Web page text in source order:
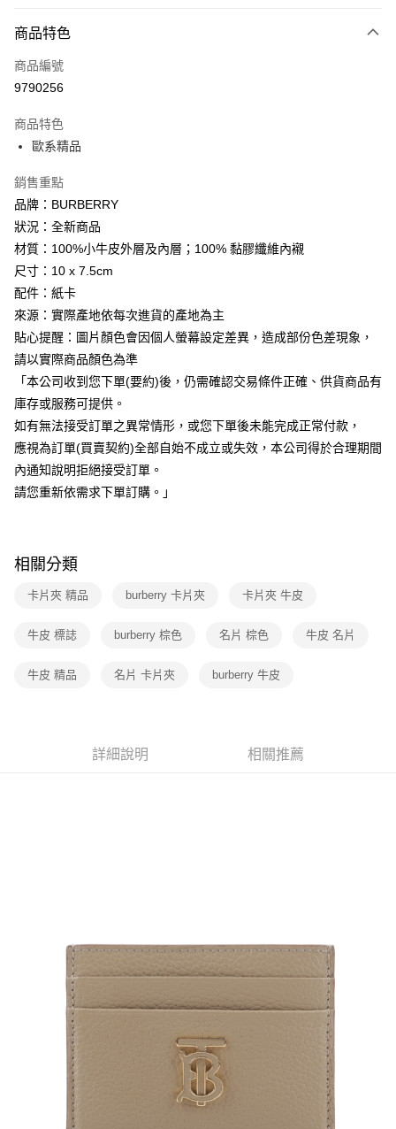
icash Pay
信用卡一次付款
3 期 0 利率 每期
華南商業銀行
上海商業儲蓄銀行
國泰世華商業銀行
臺灣中小企業銀行
台中商業銀行
匯豐（台灣）商業銀行
華泰商業銀行
聯邦商業銀行
元大商業銀行
玉山商業銀行
星展（台灣）商業銀行
台新國際商業銀行
中國信託商業銀行
台灣樂天信用卡公司
合作金庫商業銀行
華南商業銀行
上海商業儲蓄銀行
國泰世華商業銀行
兆豐國際商業銀行
臺灣中小企業銀行
匯豐（台灣）商業銀行
聯邦商業銀行
元大商業銀行
永豐商業銀行
玉山商業銀行
星展（台灣）商業銀行
台新國際商業銀行
台灣樂天信用卡公司
12 期 0 利率 每期
華南商業銀行
上海商業儲蓄銀行
台北富邦商業銀行
國泰世華商業銀行
臺灣中小企業銀行
匯豐（台灣）商業銀行
華泰商業銀行
聯邦商業銀行
遠東國際商業銀行
元大商業銀行
永豐商業銀行
玉山商業銀行
台新國際商業銀行
中國信託商業銀行
台灣樂天信用卡公司
數位禮券
LINE Pay
Apple Pay
街口支付
悠遊付
Google Pay
運送方式
廠商自送宅配免運
商品特色
商品編號
9790256
商品特色
歐系精品
銷售重點
品牌：BURBERRY
狀況：全新商品
材質：100%小牛皮外層及內層；100% 黏膠纖維內襯
尺寸：10 x 7.5cm
配件：紙卡
來源：實際產地依每次進貨的產地為主
貼心提醒：圖片顏色會因個人螢幕設定差異，造成部份色差現象，
請以實際商品顏色為準
「本公司收到您下單(要約)後，仍需確認交易條件正確、供貨商品有
庫存或服務可提供。
如有無法接受訂單之異常情形，或您下單後未能完成正常付款，
應視為訂單(買賣契約)全部自始不成立或失效，本公司得於合理期間
內通知說明拒絕接受訂單。
請您重新依需求下單訂購。」
相關分類
卡片夾 精品 burberry 卡片夾 卡片夾 牛皮
牛皮 標誌 burberry 棕色 名片 棕色 牛皮 名片
牛皮 精品 名片 卡片夾 burberry 牛皮
詳細說明 相關推薦